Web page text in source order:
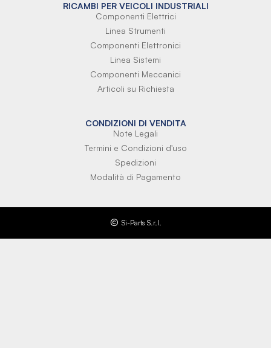
RICAMBI PER VEICOLI INDUSTRIALI
Componenti Elettrici
Linea Strumenti
Componenti Elettronici
Linea Sistemi
Componenti Meccanici
Articoli su Richiesta
CONDIZIONI DI VENDITA
Note Legali
Termini e Condizioni d'uso
Spedizioni
Modalità di Pagamento
Si-Parts S.r.l.